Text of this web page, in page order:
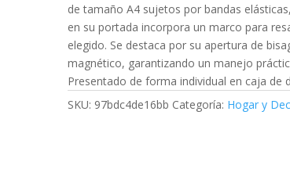
de tamaño A4 sujetos por bandas
en su portada incorpora un marco para
elegido. Se destaca por su apertura de
magnético, garantizando un manejo
Presentado de forma individual en caja de
SKU: 97bdc4de16bb Categoría: Hogar y